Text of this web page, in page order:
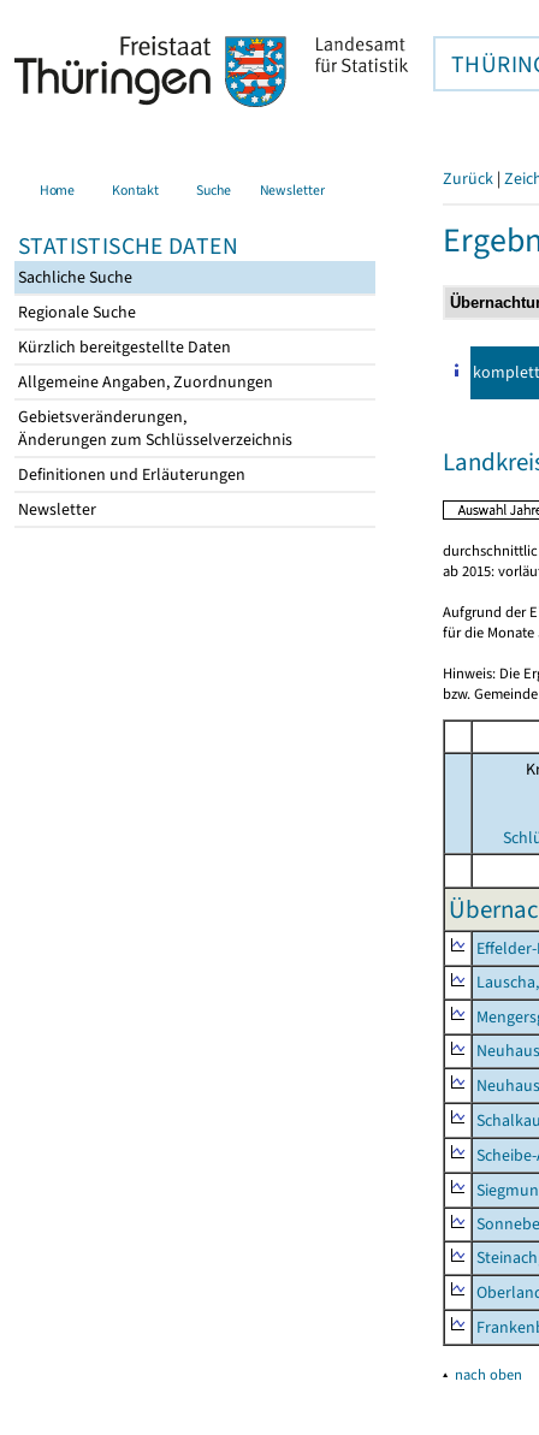
Home Kontakt Suche Newsletter
STATISTISCHE DATEN
Sachliche Suche
Regionale Suche
Kürzlich bereitgestellte Daten
Allgemeine Angaben, Zuordnungen
Gebietsveränderungen,
Änderungen zum Schlüsselverzeichnis
Definitionen und Erläuterungen
Newsletter
Zurück |
komplett
ab 2015:
Aufgrund der
für die Monate
Hinweis: Die
bzw.
▴ nach oben